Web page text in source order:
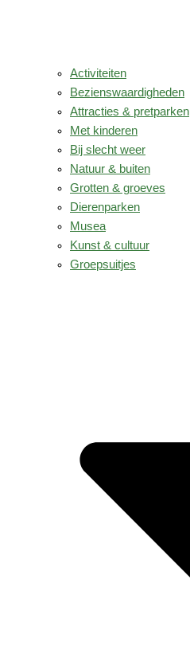
Activiteiten
Bezienswaardigheden
Attracties & pretparken
Met kinderen
Bij slecht weer
Natuur & buiten
Grotten & groeves
Dierenparken
Musea
Kunst & cultuur
Groepsuitjes